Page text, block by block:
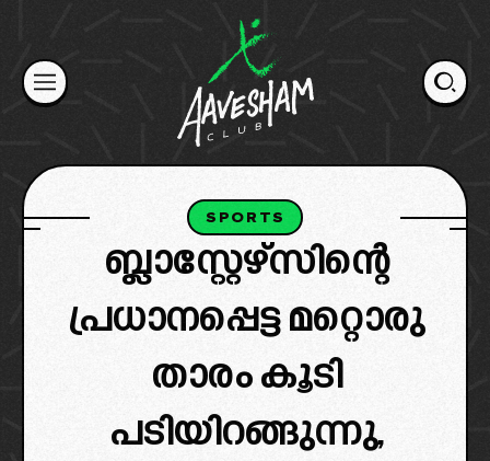
content
SPORTS
ബ്ലാസ്റ്റേഴ്സിന്റെ
പ്രധാനപ്പെട്ട മറ്റൊരു
താരം കൂടി
പടിയിറങ്ങുന്നു,